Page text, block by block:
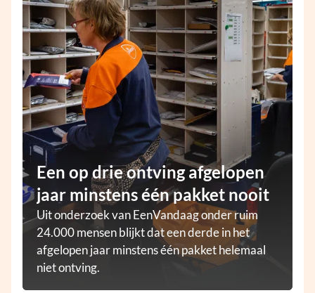
Een op drie ontving afgelopen
jaar minstens één pakket nooit
Uit onderzoek van EenVandaag onder ruim
24.000 mensen blijkt dat een derde in het
afgelopen jaar minstens één pakket helemaal
niet ontving.